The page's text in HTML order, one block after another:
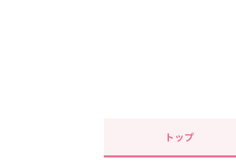
トップ